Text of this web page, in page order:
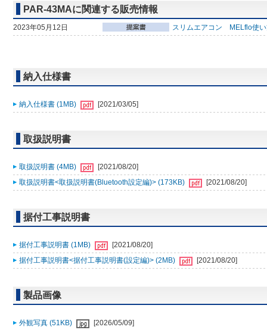
PAR-43MAに関連する販売情報
2023年05月12日 スリムエアコン MELflo使
納入仕様書
納入仕様書 (1MB) [2021/03/05]
取扱説明書
取扱説明書 (4MB)
[2021/08/20]
取扱説明書<取扱説明書(Bluetooth設定編)> (173KB)
[2021/08/20]
据付工事説明書
据付工事説明書 (1MB)
[2021/08/20]
据付工事説明書<据付工事説明書(設定編)> (2MB)
[2021/08/20]
製品画像
外観写真 (51KB) [2026/05/09]